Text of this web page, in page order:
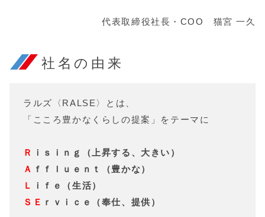
代表取締役社長・COO 猫宮 一久
社名の由来
ラルズ〈RALSE〉とは、
「こころ豊かなくらしの提案」をテーマに
Ｒ
ｉｓｉｎｇ（上昇する、大きい）
Ａ ｆｆｌｕｅｎｔ（豊かな）
Ｌ
ｉｆｅ（生活）
ＳＥ ｒｖｉｃｅ（奉仕、提供）